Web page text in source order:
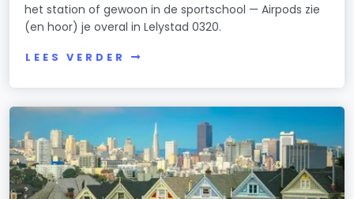
het station of gewoon in de sportschool — Airpods zie
(en hoor) je overal in Lelystad 0320.
LEES VERDER